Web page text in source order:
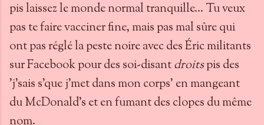
pis laissez le monde normal tranquille... Tu veux
pas te faire vacciner fine, mais pas mal sûre qui
ont pas réglé la peste noire avec des Éric militants
sur Facebook pour des soi-disantdroitspis des
'j'sais s'que j'met dans mon corps' en mangeant
du McDonald's et en fumant des clopes du même